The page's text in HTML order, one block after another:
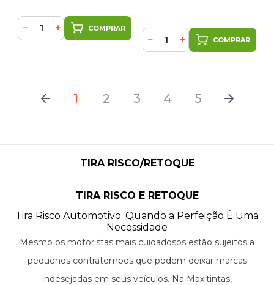
− + COMPRAR
− + COMPRAR
1 2 3 4 5
TIRA RISCO/RETOQUE
TIRA RISCO E RETOQUE
Tira Risco Automotivo: Quando a Perfeição É Uma
Necessidade
Mesmo os motoristas mais cuidadosos estão sujeitos a
pequenos contratempos que podem deixar marcas
indesejadas em seus veículos. Na Maxitintas,